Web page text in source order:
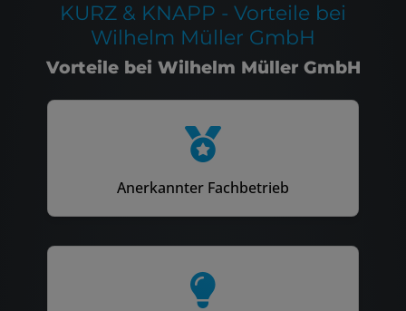
KURZ & KNAPP - Vorteile bei
Wilhelm Müller GmbH
Vorteile bei Wilhelm Müller GmbH
Anerkannter Fachbetrieb